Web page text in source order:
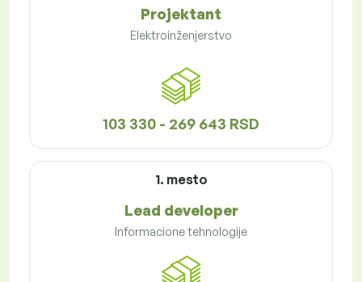
Projektant
Elektroinženjerstvo
103 330 - 269 643 RSD
1. mesto
Lead developer
Informacione tehnologije